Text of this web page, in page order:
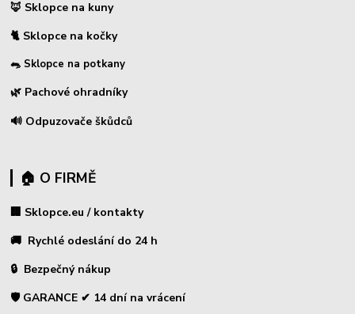
🦊 Sklopce na kuny
🐈 Sklopce na kočky
🐀 Sklopce na potkany
🌿 Pachové ohradníky
🔊 Odpuzovače škůdců
🏠 O FIRMĚ
🏢 Sklopce.eu / kontakty
🚚 Rychlé odeslání do 24 h
🔒 Bezpečný nákup
🛡️ GARANCE ✔ 14 dní na vrácení